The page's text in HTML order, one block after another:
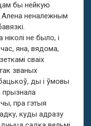
бы нейкую
неналежным
не было, і
яна, вядома,
сваіх
званых
ды і ўмовы
прызнала
пра гэтыя
куды адразу